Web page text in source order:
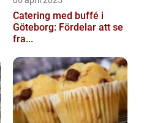
Catering med buffé i
Göteborg: Fördelar att se
fra...